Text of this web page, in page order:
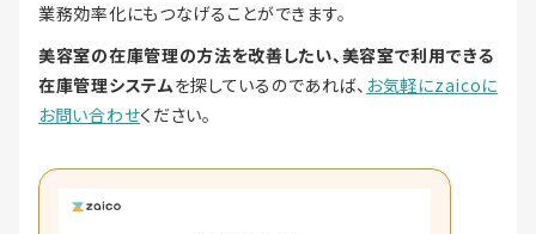
業務効率化にもつなげることができます。
美容室の在庫管理の方法を改善したい、美容室で利用できる
在庫管理システムを探しているのであれば、 お気軽にzaicoに
お問い合わせください。